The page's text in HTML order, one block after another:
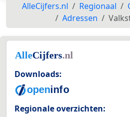
AlleCijfers.nl Regionaal
Adressen
Downloads:
Regionale overzichten: